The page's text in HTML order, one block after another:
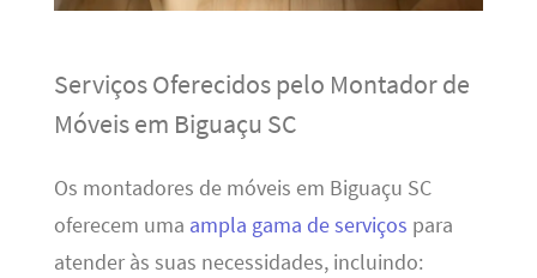
Serviços Oferecidos pelo Montador de
Móveis em Biguaçu SC
Os montadores de móveis em Biguaçu SC
oferecem uma ampla gama de serviços para
atender às suas necessidades, incluindo: